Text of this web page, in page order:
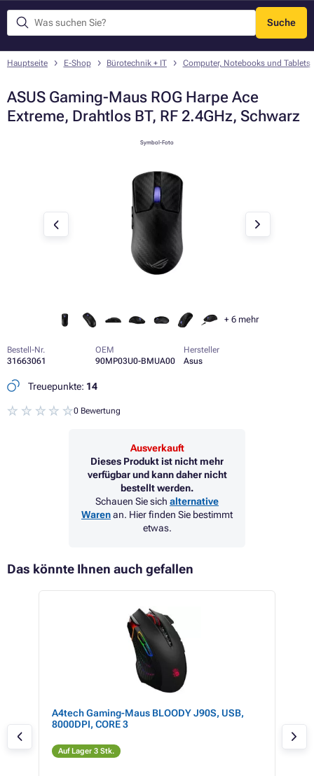
Suche
Menü
Hauptseite E-Shop Bürotechnik + IT Computer, Notebooks und Tablets
ASUS Gaming-Maus ROG Harpe Ace
Extreme, Drahtlos BT, RF 2.4GHz, Schwarz
Symbol-Foto
+ 6mehr
Bestell-Nr.
31663061
OEM
90MP03U0-BMUA00
Hersteller
Asus
Treuepunkte: 14
0 Bewertung
Ausverkauft
Dieses Produkt ist nicht mehr
verfügbar und kann daher nicht
bestellt werden.
Schauen Sie sich alternative
Warenan. Hier finden Sie bestimmt
etwas.
Das könnte Ihnen auch gefallen
A4tech Gaming-Maus BLOODY J90S, USB,
8000DPI, CORE 3
Auf Lager 3 Stk.